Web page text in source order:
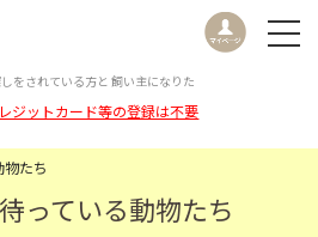
をされている方と 飼い主になりた
ジットカード等の登録は不要
たち
っている動物たち